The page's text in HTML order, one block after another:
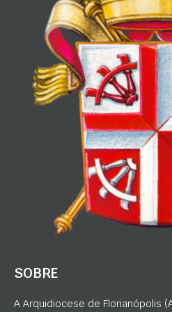
SOBRE
A Arquidiocese de Florianópolis